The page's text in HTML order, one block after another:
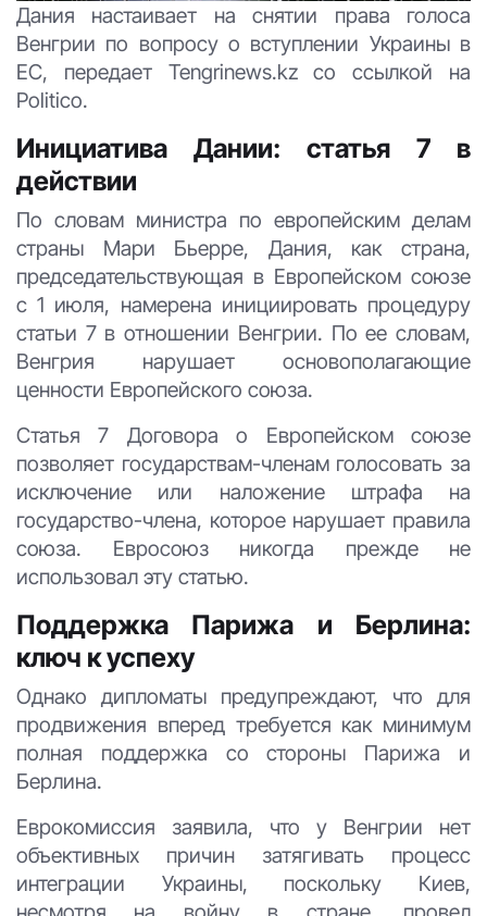
Дания настаивает на снятии права голоса
Венгрии по вопросу о вступлении Украины в
ЕС, передает Tengrinews.kz со ссылкой на
Politico.
Инициатива Дании: статья 7 в
действии
По словам министра по европейским делам
страны Мари Бьерре, Дания, как страна,
председательствующая в Европейском союзе
с 1 июля, намерена инициировать процедуру
статьи 7 в отношении Венгрии. По ее словам,
Венгрия нарушает основополагающие
ценности Европейского союза.
Статья 7 Договора о Европейском союзе
позволяет государствам-членам голосовать за
исключение или наложение штрафа на
государство-члена, которое нарушает правила
союза. Евросоюз никогда прежде не
использовал эту статью.
Поддержка Парижа и Берлина:
ключ к успеху
Однако дипломаты предупреждают, что для
продвижения вперед требуется как минимум
полная поддержка со стороны Парижа и
Берлина.
Еврокомиссия заявила, что у Венгрии нет
объективных причин затягивать процесс
интеграции Украины, поскольку Киев,